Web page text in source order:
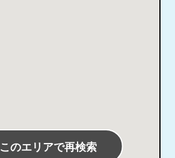
このエリアで再検索